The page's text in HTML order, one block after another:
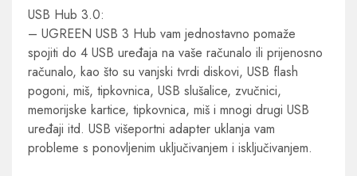
USB Hub 3.0:
– UGREEN USB 3 Hub vam jednostavno pomaže
spojiti do 4 USB uređaja na vaše računalo ili prijenosno
računalo, kao što su vanjski tvrdi diskovi, USB flash
pogoni, miš, tipkovnica, USB slušalice, zvučnici,
memorijske kartice, tipkovnica, miš i mnogi drugi USB
uređaji itd. USB višeportni adapter uklanja vam
probleme s ponovljenim uključivanjem i isključivanjem.